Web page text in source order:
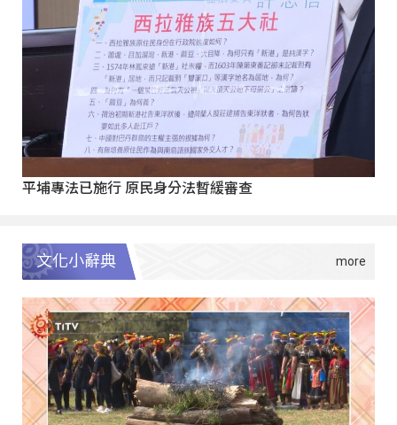
平埔專法已施行 原民身分法暫緩審查
文化小辭典